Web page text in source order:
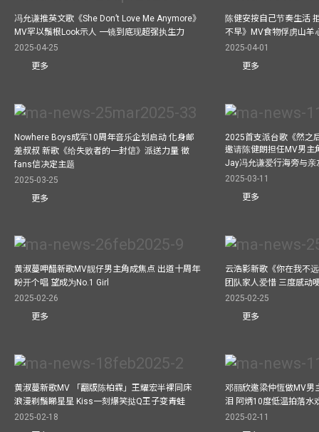
冯允谦推英文歌《She Don’t Love Me Anymore》
MV罕以鬚根Look示人 一镜到底现超强执生力
2025-04-25
更多
陈健安按自己节奏生活
不早》MV食物俘虏山羊
2025-04-01
更多
Nowhere Boys成军10周年音乐企划启动 化身邮
差叔叔 新歌《给失败者的一封信》派送力量 徵
fans信决定主题
2025-03-25
更多
2025首支派台歌《然之
邀请陈健朗担任MV男主
Jay冯允谦爱行海旁与
2025-03-11
更多
黄淑蔓呷醋新歌MV靓仔男主角成焦点 出道十周年
盼开个唱 望成为No.1 Girl
2025-02-26
更多
云浩影新歌《你在我不
团队家人爱惜 三度感动
2025-02-25
更多
黄淑蔓新歌MV 「翻版陈柏霖」王耀宏半裸同床
浪漫剃鬚睇星星 Kiss一刻爆笑挞Q王子变青蛙
2025-02-18
邓丽欣邀梁仲恆做MV男
泪 阿炳10度低温拍落水
2025-02-11